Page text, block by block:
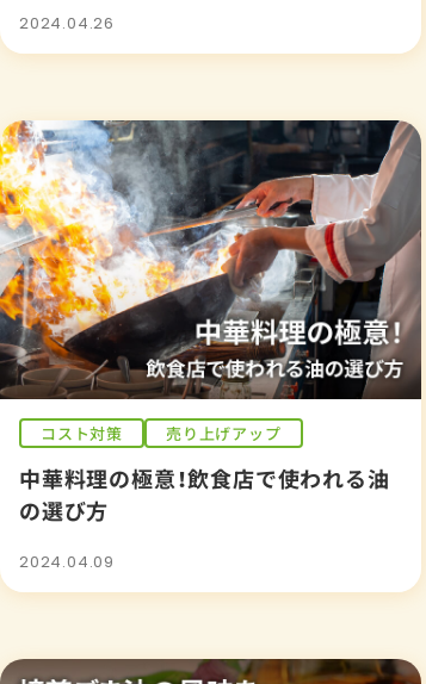
2024.04.26
コスト対策 売り上げアップ
中華料理の極意！飲食店で使われる油
の選び方
2024.04.09